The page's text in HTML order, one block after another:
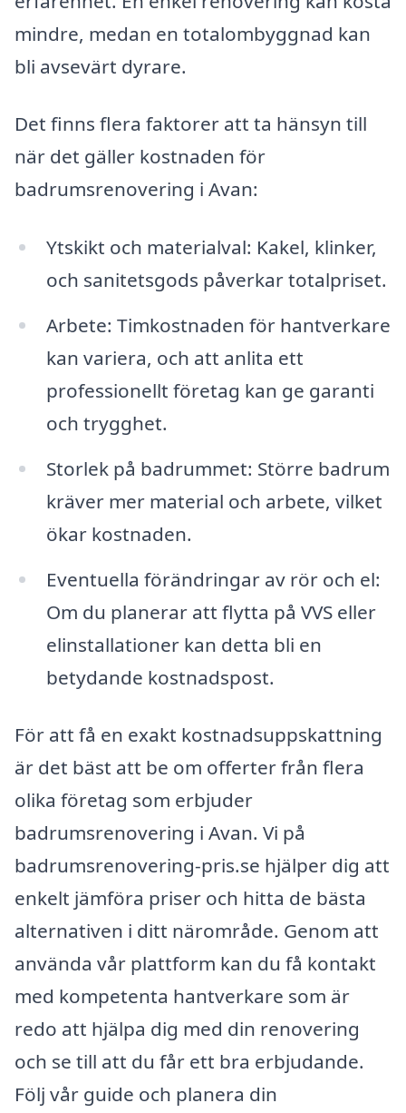
mindre, medan en totalombyggnad kan
bli avsevärt dyrare.
Det finns flera faktorer att ta hänsyn till
när det gäller kostnaden för
badrumsrenovering i Avan:
Ytskikt och materialval: Kakel, klinker,
och sanitetsgods påverkar totalpriset.
Arbete: Timkostnaden för hantverkare
kan variera, och att anlita ett
professionellt företag kan ge garanti
och trygghet.
Storlek på badrummet: Större badrum
kräver mer material och arbete, vilket
ökar kostnaden.
Eventuella förändringar av rör och el:
Om du planerar att flytta på VVS eller
elinstallationer kan detta bli en
betydande kostnadspost.
För att få en exakt kostnadsuppskattning
är det bäst att be om offerter från flera
olika företag som erbjuder
badrumsrenovering i Avan. Vi på
badrumsrenovering-pris.se hjälper dig att
enkelt jämföra priser och hitta de bästa
alternativen i ditt närområde. Genom att
använda vår plattform kan du få kontakt
med kompetenta hantverkare som är
redo att hjälpa dig med din renovering
och se till att du får ett bra erbjudande.
Följ vår guide och planera din